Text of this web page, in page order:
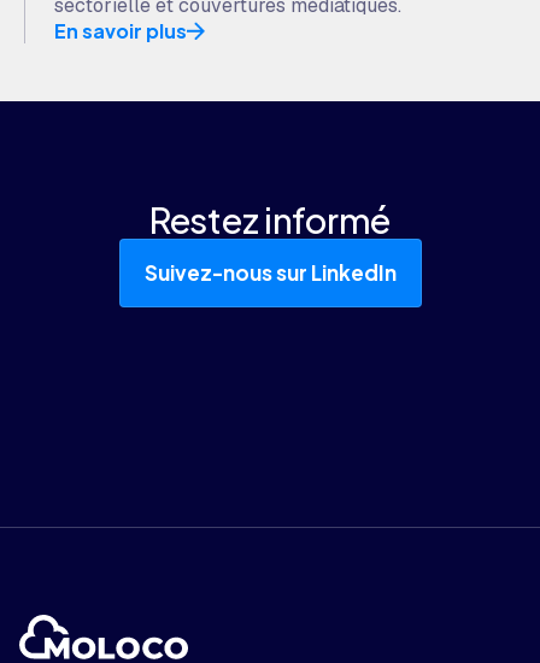
En savoir plus
Restez informé
Suivez-nous sur LinkedIn